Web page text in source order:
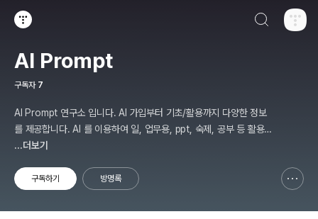
AI Prompt
구독자 7
AI Prompt 연구소 입니다. AI 가입부터 기초/활용까지 다양한 정보
를 제공합니다. AI 를 이용하여 일, 업무용, ppt, 숙제, 공부 등 활용
할 수 있는 분야를 적용하여 그 과정을 연구 하여 진행 합니다. * 본
경제, 금융, 상식 등 다양한 정보를 연구 합니다. * 한국/미국의 상승
...더보기
구독하기 방명록